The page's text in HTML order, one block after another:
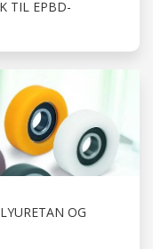
TIL EPBD-
OG